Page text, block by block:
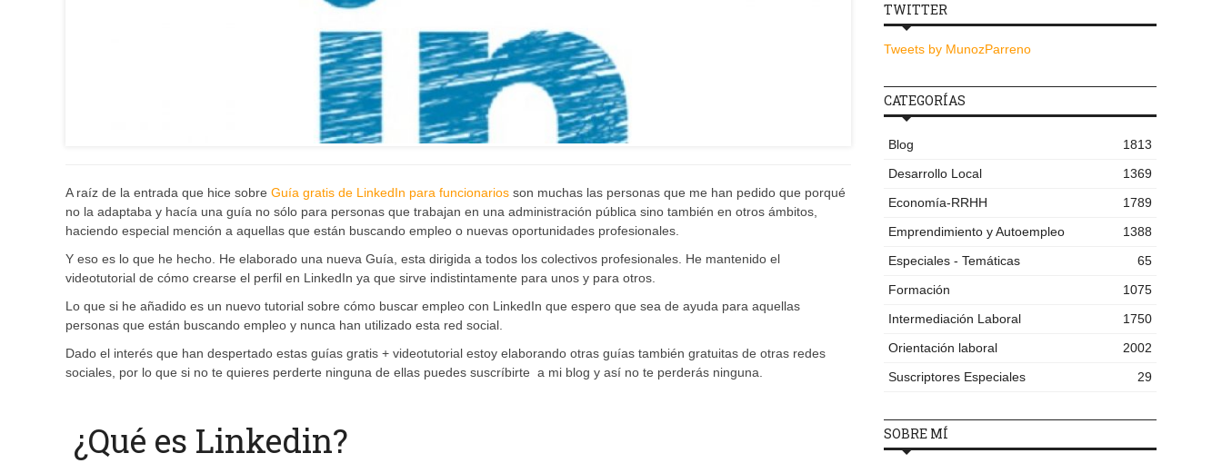
A raíz de la entrada que hice sobre Guía gratis de LinkedIn para funcionarios son muchas las personas que me han pedido que porqué
no la adaptaba y hacía una guía no sólo para personas que trabajan en una administración pública sino también en otros ámbitos,
haciendo especial mención a aquellas que están buscando empleo o nuevas oportunidades profesionales.
Y eso es lo que he hecho. He elaborado una nueva Guía, esta dirigida a todos los colectivos profesionales. He mantenido el
videotutorial de cómo crearse el perfil en LinkedIn ya que sirve indistintamente para unos y para otros.
Lo que si he añadido es un nuevo tutorial sobre cómo buscar empleo con LinkedIn que espero que sea de ayuda para aquellas
personas que están buscando empleo y nunca han utilizado esta red social.
Dado el interés que han despertado estas guías gratis + videotutorial estoy elaborando otras guías también gratuitas de otras redes
sociales, por lo que si no te quieres perderte ninguna de ellas puedes suscríbirte a mi blog y así no te perderás ninguna.
¿Qué es Linkedin?
TWITTER
Tweets by MunozParreno
CATEGORÍAS
Blog
1813
Desarrollo Local
1369
Economía-RRHH
1789
Emprendimiento y Autoempleo
1388
Especiales - Temáticas
65
Formación
1075
Intermediación Laboral
1750
Orientación laboral
2002
Suscriptores Especiales
29
SOBRE MÍ